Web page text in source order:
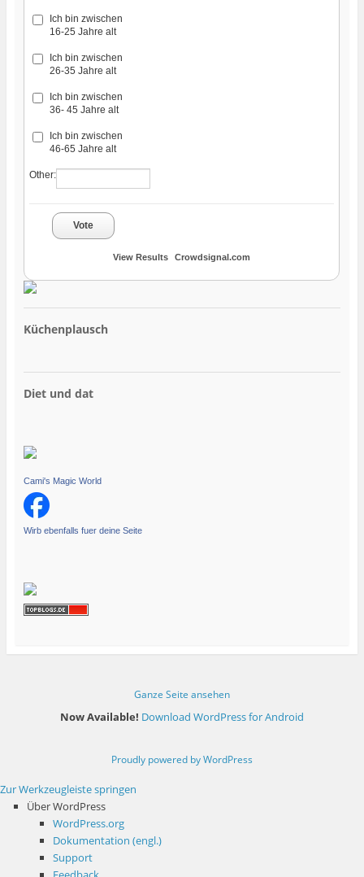
Ich bin zwischen
16-25 Jahre alt
Ich bin zwischen
26-35 Jahre alt
Ich bin zwischen
36- 45 Jahre alt
Ich bin zwischen
46-65 Jahre alt
Other:
Vote
View Results Crowdsignal.com
Küchenplausch
Diet und dat
Cami's Magic World
Wirb ebenfalls fuer deine Seite
Ganze Seite ansehen
Now Available! Download WordPress for Android
Proudly powered by WordPress
Zur Werkzeugleiste springen
Über WordPress
WordPress.org
Dokumentation (engl.)
Support